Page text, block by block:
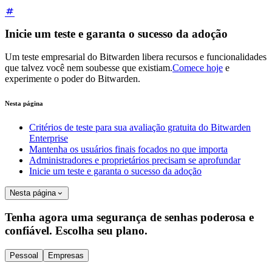
Inicie um teste e garanta o sucesso da adoção
Um teste empresarial do Bitwarden libera recursos e funcionalidades
que talvez você nem soubesse que existiam.Comece hoje e
experimente o poder do Bitwarden.
Nesta página
Critérios de teste para sua avaliação gratuita do Bitwarden
Enterprise
Mantenha os usuários finais focados no que importa
Administradores e proprietários precisam se aprofundar
Inicie um teste e garanta o sucesso da adoção
Nesta página
Tenha agora uma segurança de senhas poderosa e
confiável. Escolha seu plano.
Pessoal Empresas